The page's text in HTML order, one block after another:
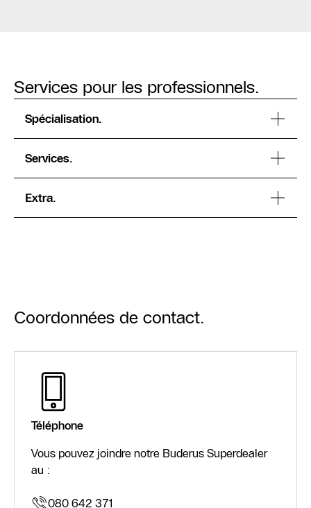
Services pour les professionnels.
Spécialisation.
Services.
Extra.
Coordonnées de contact.
Téléphone
Vous pouvez joindre notre Buderus Superdealer
au :
080 642 371